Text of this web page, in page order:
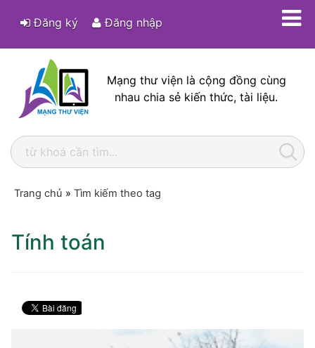
Đăng ký Đăng nhập
Mạng thư viện là cộng đồng cùng
nhau chia sẻ kiến thức, tài liệu.
Trang chủ » Tìm kiếm theo tag
Tính toán